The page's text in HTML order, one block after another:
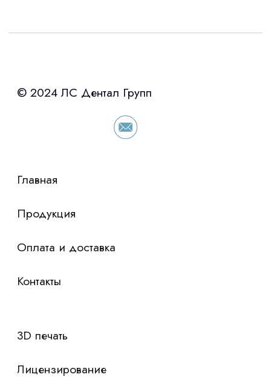
Интересует лизинг?
«Уралпромлизинг» подберем выгодные
условия по лизингу оборудования,
просто оставьте контакты чтобы мы
сориентировали по условиям